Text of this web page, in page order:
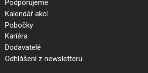
Podporujeme
Kalendář akcí
Pobočky
Kariéra
Dodavatelé
Odhlášení z newsletteru